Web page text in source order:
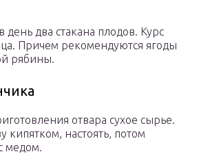
день два стакана плодов. Курс
Причем рекомендуются ягоды
рябины.
отвара сухое сырье.
кипятком, настоять, потом
медом.